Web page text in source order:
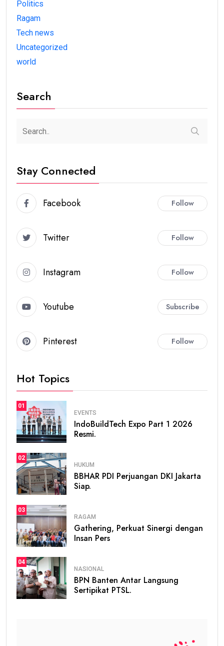
Politics
Ragam
Tech news
Uncategorized
world
Search
Stay Connected
Facebook Follow
Twitter Follow
Instagram Follow
Youtube Subscribe
Pinterest Follow
Hot Topics
01
EVENTS
IndoBuildTech Expo Part 1 2026
Resmi.
02
HUKUM
BBHAR PDI Perjuangan DKI Jakarta
Siap.
03
RAGAM
Gathering, Perkuat Sinergi dengan
Insan Pers
04
NASIONAL
BPN Banten Antar Langsung
Sertipikat PTSL.